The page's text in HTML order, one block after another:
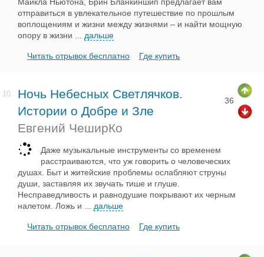
отправиться в увлекательное путешествие по прошлым
воплощениям и жизни между жизнями – и найти мощную
опору в жизни
дальше
Читать отрывок бесплатно Где купить
10.
Ночь Небесных Светлячков.
Истории о Добре и Зле
Евгений ЧеширКо
36
Даже музыкальные инструменты со временем
расстраиваются, что уж говорить о человеческих
душах. Быт и житейские проблемы ослабляют струны
души, заставляя их звучать тише и глуше.
Несправедливость и равнодушие покрывают их черным
налетом. Ложь и
дальше
Читать отрывок бесплатно Где купить